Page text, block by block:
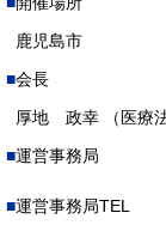
鹿児島市
会長
厚地 政幸 （医療
運営事務局
運営事務局TEL